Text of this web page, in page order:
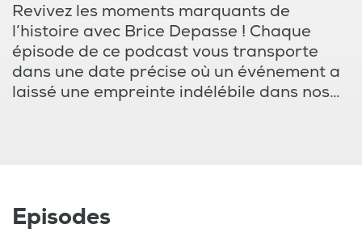
Revivez les moments marquants de
l’histoire avec Brice Depasse ! Chaque
épisode de ce podcast vous transporte
dans une date précise où un événement a
laissé une empreinte indélébile dans nos
Episodes